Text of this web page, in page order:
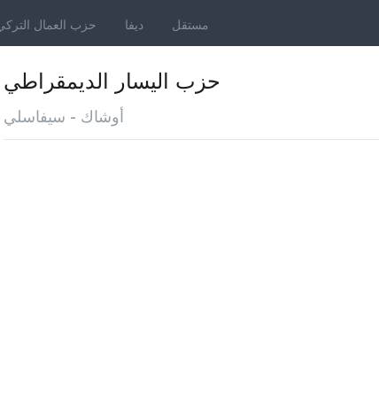
حزب العمال ديفا مستقل
حزب اليسار الديمقراطي
أوشاك - سيفاسلي